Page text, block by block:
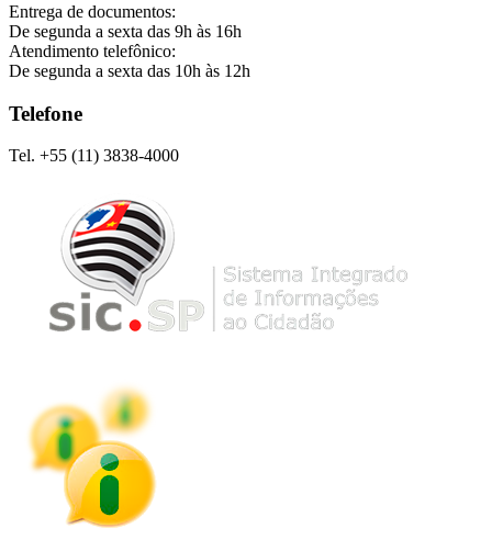
Entrega de documentos:
De segunda a sexta das 9h às 16h
Atendimento telefônico:
De segunda a sexta das 10h às 12h
Telefone
Tel. +55 (11) 3838-4000